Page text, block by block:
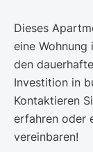
Dieses
eine Wohnung
den
Investition in
Kontaktieren
erfahren oder
vereinbaren!